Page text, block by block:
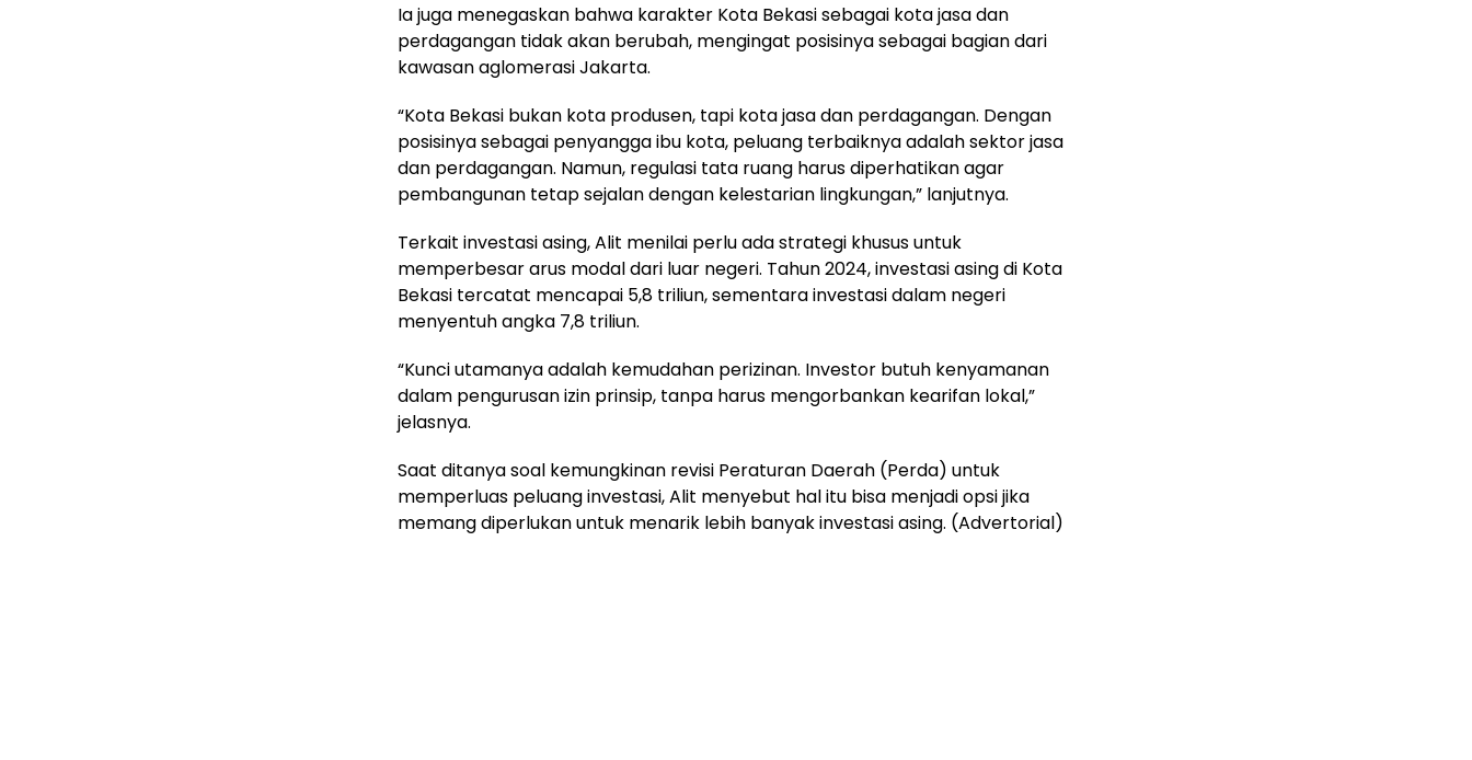
Ia juga menegaskan bahwa karakter Kota Bekasi sebagai kota jasa dan
perdagangan tidak akan berubah, mengingat posisinya sebagai bagian dari
kawasan aglomerasi Jakarta.
“Kota Bekasi bukan kota produsen, tapi kota jasa dan perdagangan. Dengan
posisinya sebagai penyangga ibu kota, peluang terbaiknya adalah sektor jasa
dan perdagangan. Namun, regulasi tata ruang harus diperhatikan agar
pembangunan tetap sejalan dengan kelestarian lingkungan,” lanjutnya.
Terkait investasi asing, Alit menilai perlu ada strategi khusus untuk
memperbesar arus modal dari luar negeri. Tahun 2024, investasi asing di Kota
Bekasi tercatat mencapai 5,8 triliun, sementara investasi dalam negeri
menyentuh angka 7,8 triliun.
“Kunci utamanya adalah kemudahan perizinan. Investor butuh kenyamanan
dalam pengurusan izin prinsip, tanpa harus mengorbankan kearifan lokal,”
jelasnya.
Saat ditanya soal kemungkinan revisi Peraturan Daerah (Perda) untuk
memperluas peluang investasi, Alit menyebut hal itu bisa menjadi opsi jika
memang diperlukan untuk menarik lebih banyak investasi asing. (Advertorial)